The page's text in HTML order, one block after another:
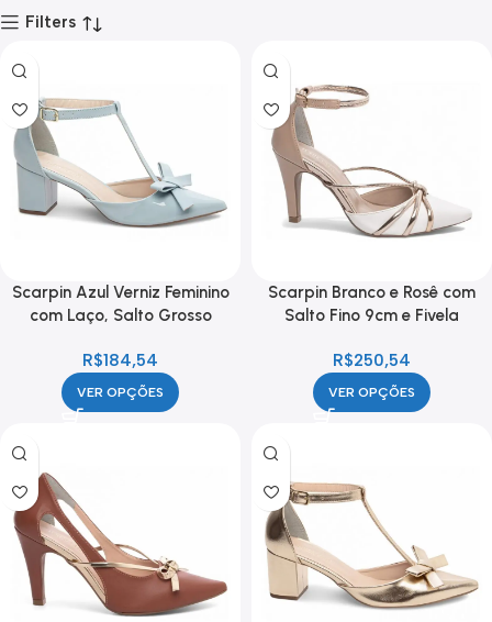
Filters
Scarpin Azul Verniz Feminino
com Laço, Salto Grosso
R$184,54
VER OPÇÕES
Scarpin Branco e Rosê com
Salto Fino 9cm e Fivela
R$250,54
VER OPÇÕES